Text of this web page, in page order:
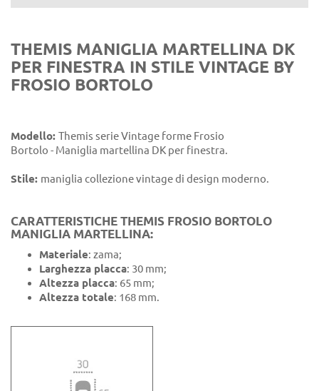
THEMIS MANIGLIA MARTELLINA DK
PER FINESTRA IN STILE VINTAGE BY
FROSIO BORTOLO
Modello: Themis serie Vintage forme Frosio
Bortolo - Maniglia martellina DK per finestra.
Stile: maniglia collezione vintage di design moderno.
CARATTERISTICHE THEMIS FROSIO BORTOLO
MANIGLIA MARTELLINA:
Materiale: zama;
Larghezza placca: 30 mm;
Altezza placca: 65 mm;
Altezza totale: 168 mm.